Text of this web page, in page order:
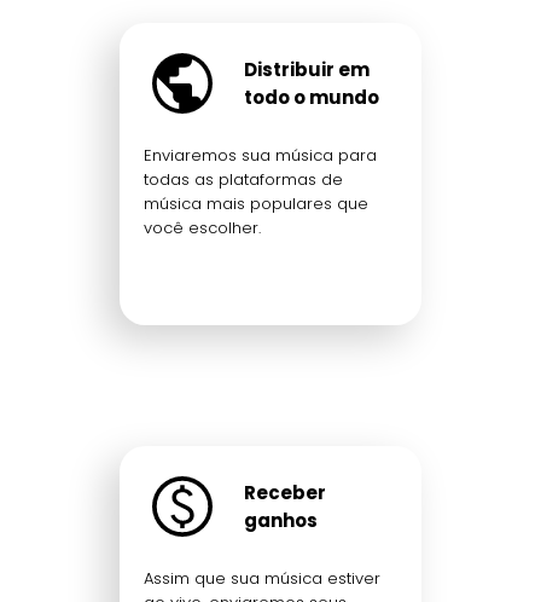
Distribuir em
todo o mundo
Enviaremos sua música para
todas as plataformas de
música mais populares que
você escolher.
Receber
ganhos
Assim que sua música estiver